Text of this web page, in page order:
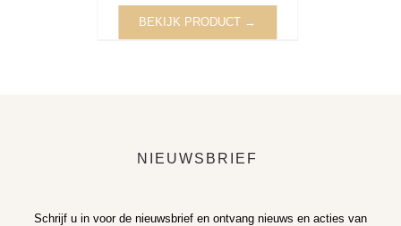
BEKIJK PRODUCT →
NIEUWSBRIEF
Schrijf u in voor de nieuwsbrief en ontvang nieuws en acties van